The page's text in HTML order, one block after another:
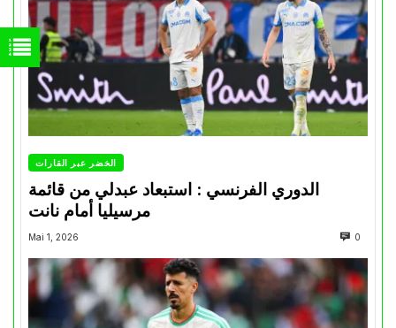
الخضر عبر القارات
الدوري الفرنسي : استبعاد عبدلي من قائمة
مرسيليا أمام نانت
Mai 1, 2026 0